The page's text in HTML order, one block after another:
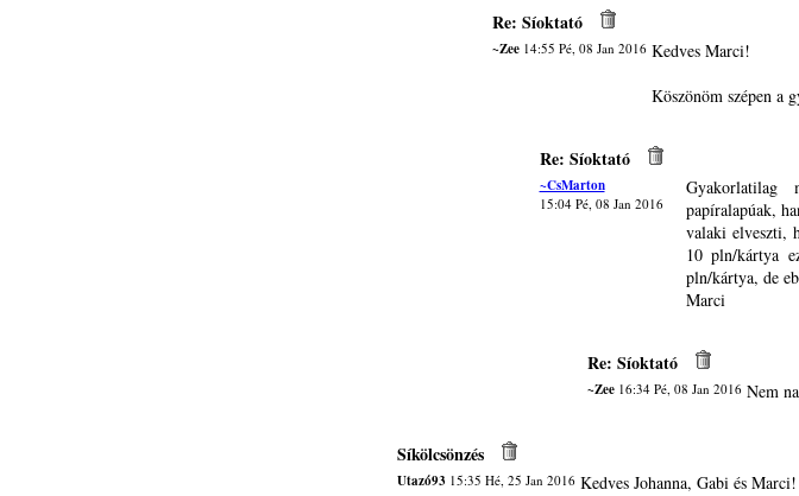
Re: Síoktató
~Zee14:55 Pé, 08 Jan 2016 Kedves Marci!
Köszönöm szépen a
Re: Síoktató
~CsMarton
15:04 Pé, 08 Jan 2016
papíralapúak,
valaki elveszti,
10 pln/kártya
pln/kártya, de
Marci
Re: Síoktató
~Zee16:34 Pé, 08 Jan 2016 Nem
Síkölcsönzés
Utazó93 15:35 Hé, 25 Jan 2016 Kedves Johanna, Gabi és Marci!